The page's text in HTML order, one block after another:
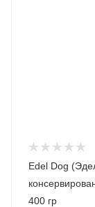
Edel Dog
400 гр